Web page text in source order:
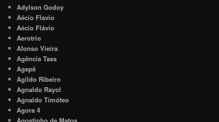
Adylson Godoy
Aécio Flavio
Aécio Flávio
Aerotrio
Afonso Vieira
Agência Tass
Agepê
Agildo Ribeiro
Agnaldo Rayol
Agnaldo Timóteo
Agora 4